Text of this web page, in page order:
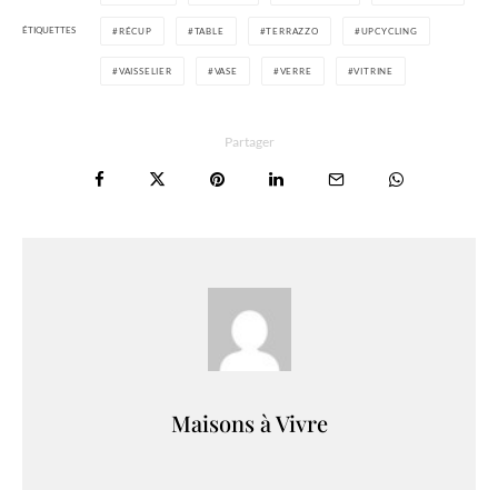
ÉTIQUETTES RÉCUP TABLE TERRAZZO UPCYCLING
VAISSELIER VASE VERRE VITRINE
Partager
Maisons à Vivre